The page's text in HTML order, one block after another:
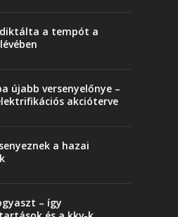
a tempót a
újabb versenyelőnye –
akcióterve
a hazai
– így